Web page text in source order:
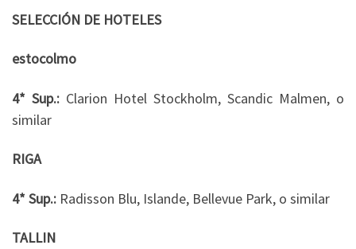
SELECCIÓN DE HOTELES
estocolmo
4* Sup.: Clarion Hotel Stockholm, Scandic Malmen, o
similar
RIGA
4* Sup.: Radisson Blu, Islande, Bellevue Park, o similar
TALLIN